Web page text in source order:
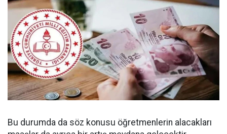
Bu durumda da söz konusu öğretmenlerin alacakları